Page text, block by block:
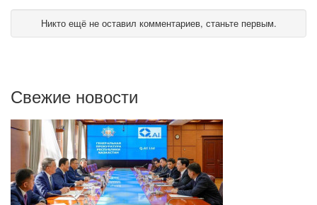
Никто ещё не оставил комментариев, станьте первым.
Свежие новости